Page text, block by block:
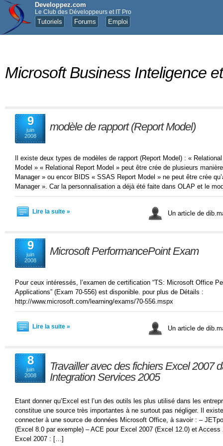
Developpez.com
Le Club des Développeurs et IT Pro
Tutoriels Forums Emploi
Microsoft Business Inteligence
9
juin
2008
modèle de rapport (Report Model)
Il existe deux types de modèles de rapport (Report Model) : «
Model » « Relational Report Model » peut être crée de plusieurs
Manager » ou encor BIDS « SSAS Report Model » ne peut être crée
Manager ». Car la personnalisation a déjà été faite dans OLAP et le
Lire la suite » Un article de
9
juin
2008
Microsoft PerformancePoint Exam
Pour ceux intéressés, l’examen de certification “TS: Microsoft Office
Applications” (Exam 70-556) est disponible. pour plus de Détails :
http://www.microsoft.com/learning/exams/70-556.mspx
Lire la suite » Un article de
8
juin
2008
Travailler avec des fichiers Excel 2007
Integration Services 2005
Etant donner qu’Excel est l’un des outils les plus utilisé dans les
constitue une source très importantes à ne surtout pas négliger. Il
connecter à une source de données Microsoft Office, à savoir : –
(Excel 8.0 par exemple) – ACE pour Excel 2007 (Excel 12.0) et
Excel 2007 : […]